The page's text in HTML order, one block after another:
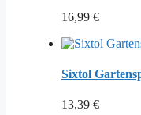
16,99 €
Sixtol
13,39 €